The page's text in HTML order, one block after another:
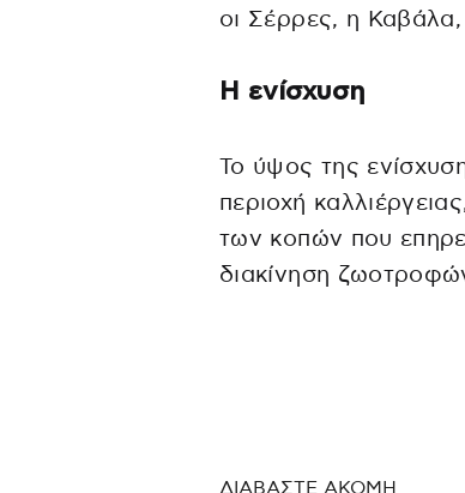
οι Σέρρες, η Καβάλα,
Η ενίσχυση
Το ύψος της
περιοχή
των κοπών που
διακίνηση
ΔΙΑΒΑΣΤΕ ΑΚΟΜΗ